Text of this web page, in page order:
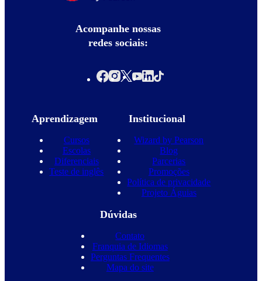
Acompanhe nossas
redes sociais:
Aprendizagem
Cursos
Escolas
Diferenciais
Teste de inglês
Institucional
Wizard by Pearson
Blog
Parcerias
Promoções
Política de privacidade
Projeto Águias
Dúvidas
Contato
Franquia de Idiomas
Perguntas Frequentes
Mapa do site